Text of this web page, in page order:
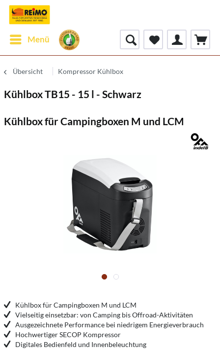
Menü
Übersicht Kompressor Kühlbox
Kühlbox TB15 - 15 l - Schwarz
Kühlbox für Campingboxen M und LCM
Kühlbox für Campingboxen M und LCM
Vielseitig einsetzbar: von Camping bis Offroad-Aktivitäten
Ausgezeichnete Performance bei niedrigem Energieverbrauch
Hochwertiger SECOP Kompressor
Digitales Bedienfeld und Innenbeleuchtung